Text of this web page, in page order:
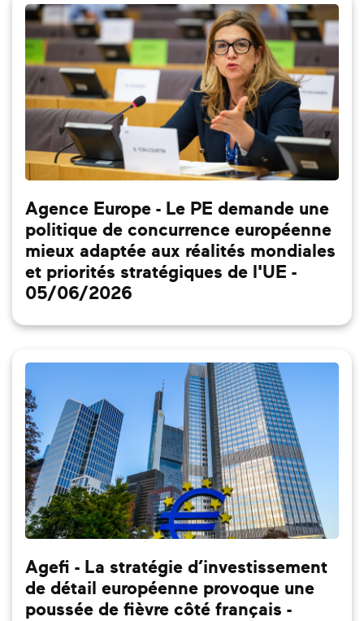
Agence Europe - Le PE demande une
politique de concurrence européenne
mieux adaptée aux réalités mondiales
et priorités stratégiques de l'UE -
05/06/2026
Agefi - La stratégie d’investissement
de détail européenne provoque une
poussée de fièvre côté français -